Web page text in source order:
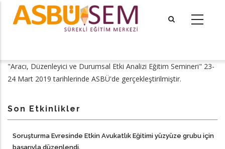
içeriğe
"Aracı, Düzenleyici ve Durumsal Etki Analizi Eğitim Semineri" 23-
24 Mart 2019 tarihlerinde ASBÜ'de gerçekleştirilmiştir.
Son Etkinlikler
Soruşturma Evresinde Etkin Avukatlık Eğitimi yüzyüze grubu için
başarıyla düzenlendi.